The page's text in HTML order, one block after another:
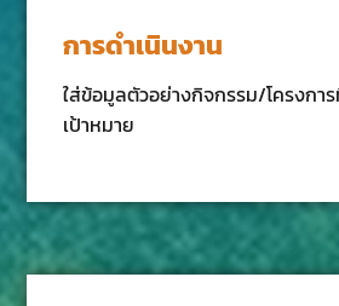
การดำเนินงาน
ใส่ข้อมูลตัวอย่างกิจกรรม/โครงกา
เป้าหมาย